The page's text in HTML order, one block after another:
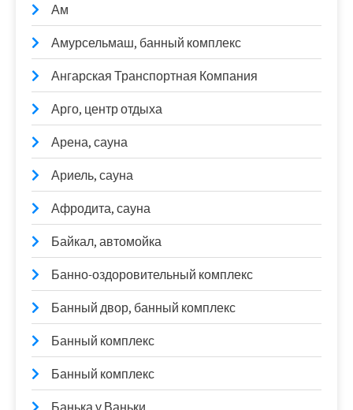
Ам
Амурсельмаш, банный комплекс
Ангарская Транспортная Компания
Арго, центр отдыха
Арена, сауна
Ариель, сауна
Афродита, сауна
Байкал, автомойка
Банно-оздоровительный комплекс
Банный двор, банный комплекс
Банный комплекс
Банный комплекс